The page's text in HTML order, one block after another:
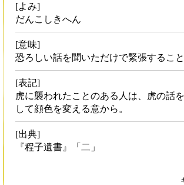
[よみ]
だんこしきへん
[意味]
恐ろしい話を聞いただけで緊張すること
[表記]
虎に襲われたことのある人は、虎の話
して顔色を変える意から。
[出典]
『程子遺書』「二」